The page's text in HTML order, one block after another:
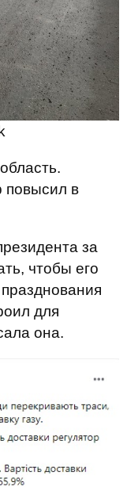
повысил в
за
чтобы его
для
она.